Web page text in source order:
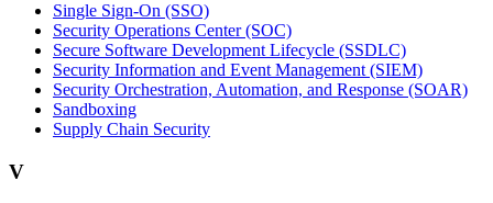
Single Sign-On (SSO)
Security Operations Center (SOC)
Secure Software Development Lifecycle (SSDLC)
Security Information and Event Management (SIEM)
Security Orchestration, Automation, and Response (SOAR)
Sandboxing
Supply Chain Security
V